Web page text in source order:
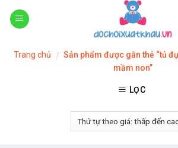
Skip
Trang chủ / Sản phẩm được gắn thẻ “tủ
mầm non”
LỌC